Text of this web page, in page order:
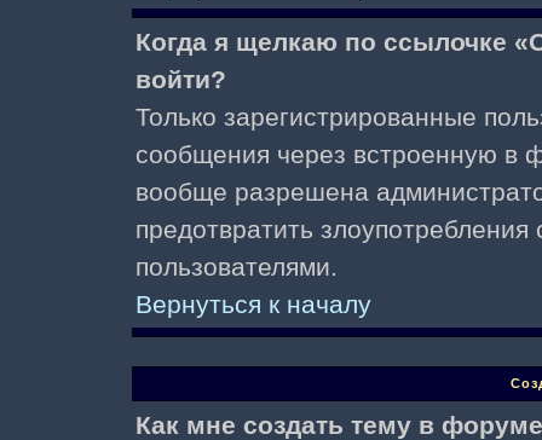
Когда я щелкаю по ссылочке
войти?
Только зарегистрированные
сообщения через встроенную в
вообще разрешена
предотвратить
пользователями.
Вернуться к началу
Как мне создать тему в